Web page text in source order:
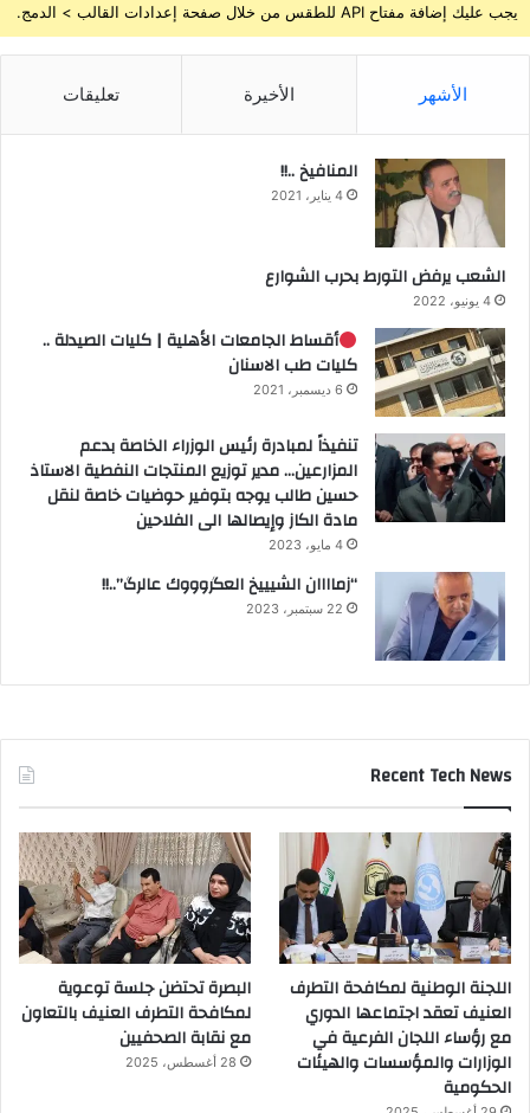
يجب عليك إضافة مفتاح API للطقس من خلال صفحة إعدادات القالب > الدمج.
الأشهر الأخيرة تعليقات
المنافيخ ..!!
4 يناير، 2021
الشعب يرفض التورط بحرب الشوارع
4 يونيو، 2022
أقساط الجامعات الأهلية | كليات الصيدلة ..
كليات طب الاسنان
6 ديسمبر، 2021
تنفيذاً لمبادرة رئيس الوزراء الخاصة بدعم
المزارعين… مدير توزيع المنتجات النفطية الاستاذ
حسين طالب يوجه بتوفير حوضيات خاصة لنقل
مادة الكاز وإيصالها الى الفلاحين
4 مايو، 2023
“زماااان الشيييخ العگروووك عالرگ”..!!
22 سبتمبر، 2023
Recent Tech News
اللجنة الوطنية لمكافحة التطرف
العنيف تعقد اجتماعها الدوري
مع رؤساء اللجان الفرعية في
الوزارات والمؤسسات والهيئات
الحكومية
البصرة تحتضن جلسة توعوية
لمكافحة التطرف العنيف بالتعاون
مع نقابة الصحفيين
28 أغسطس، 2025